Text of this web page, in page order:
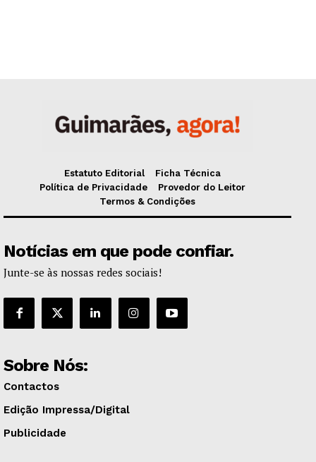
Estatuto Editorial
Ficha Técnica
Política de Privacidade
Provedor do Leitor
Termos & Condições
Notícias em que pode confiar.
Junte-se às nossas redes sociais!
Sobre Nós:
Contactos
Edição Impressa/Digital
Publicidade